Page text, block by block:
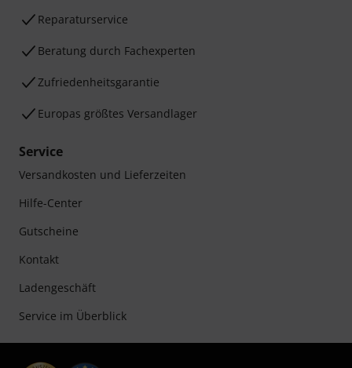
Reparaturservice
Beratung durch Fachexperten
Zufriedenheitsgarantie
Europas größtes Versandlager
Service
Versandkosten und Lieferzeiten
Hilfe-Center
Gutscheine
Kontakt
Ladengeschäft
Service im Überblick